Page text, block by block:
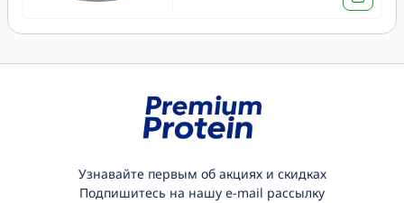
Узнавайте первым об акциях и скидках
Подпишитесь на нашу e-mail рассылку